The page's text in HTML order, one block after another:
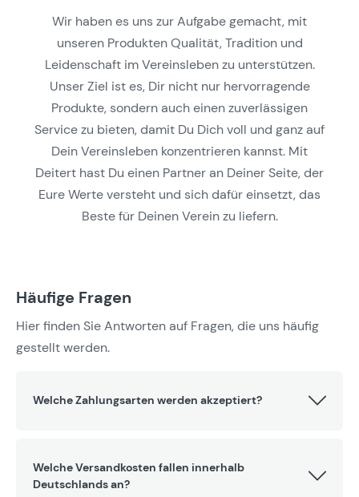
Wir haben es uns zur Aufgabe gemacht, mit
unseren Produkten Qualität, Tradition und
Leidenschaft im Vereinsleben zu unterstützen.
Unser Ziel ist es, Dir nicht nur hervorragende
Produkte, sondern auch einen zuverlässigen
Service zu bieten, damit Du Dich voll und ganz auf
Dein Vereinsleben konzentrieren kannst. Mit
Deitert hast Du einen Partner an Deiner Seite, der
Eure Werte versteht und sich dafür einsetzt, das
Beste für Deinen Verein zu liefern.
Häufige Fragen
Hier finden Sie Antworten auf Fragen, die uns häufig
gestellt werden.
Welche Zahlungsarten werden akzeptiert?
Welche Versandkosten fallen innerhalb
Deutschlands an?